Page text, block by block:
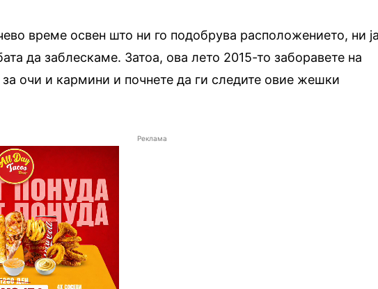
време освен што ни го подобрува расположението, ни
да заблескаме. Затоа, ова лето 2015-то заборавете на
за очи и кармини и почнете да ги следите овие жешки
Реклама